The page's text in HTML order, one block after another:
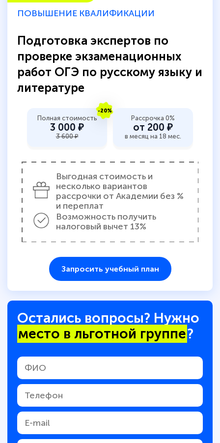
пособий и учебников доступно на время
аттестации, проблем не возникло ни на
ПОВЫШЕНИЕ КВАЛИФИКАЦИИ
Подготовка экспертов по
проверке экзаменационных
работ ОГЭ по русскому языку и
литературе
-20%
Полная стоимость
3 000 ₽
3 600 ₽
Рассрочка 0%
от 200 ₽
в месяц на 18 мес.
Выгодная стоимость и
несколько вариантов
рассрочки от Академии без %
и переплат
Возможность получить
налоговый вычет 13%
Запросить учебный план
Остались вопросы? Нужно
место в льготной группе?